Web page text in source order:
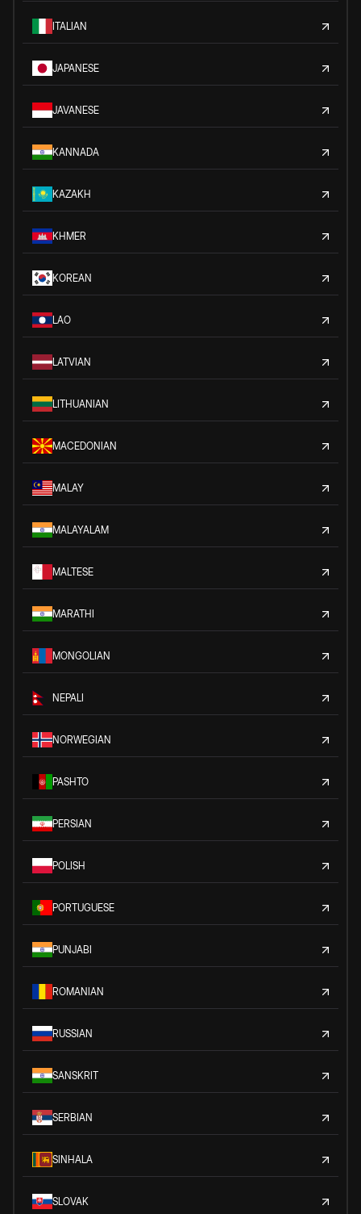
ITALIAN
JAPANESE
JAVANESE
KANNADA
KAZAKH
KHMER
KOREAN
LAO
LATVIAN
LITHUANIAN
MACEDONIAN
MALAY
MALAYALAM
MALTESE
MARATHI
MONGOLIAN
NEPALI
NORWEGIAN
PASHTO
PERSIAN
POLISH
PORTUGUESE
PUNJABI
ROMANIAN
RUSSIAN
SANSKRIT
SERBIAN
SINHALA
SLOVAK